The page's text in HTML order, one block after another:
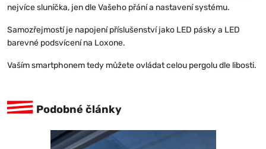
nejvíce sluníčka, jen dle Vašeho přání a nastavení systému.
Samozřejmostí je napojení příslušenství jako LED pásky a LED
barevné podsvícení na Loxone.
Vaším smartphonem tedy můžete ovládat celou pergolu dle libosti.
Podobné články